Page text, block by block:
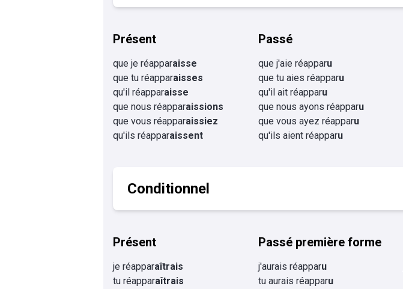
Présent
que je réapparaisse
que tu réapparaisses
qu'il réapparaisse
que nous réapparaissions
que vous réapparaissiez
qu'ils réapparaissent
Passé
que j'aie réapparu
que tu aies réapparu
qu'il ait réapparu
que nous ayons réapparu
que vous ayez réapparu
qu'ils aient réapparu
Conditionnel
Présent
je réapparaîtrais
tu réapparaîtrais
Passé première forme
j'aurais réapparu
tu aurais réapparu